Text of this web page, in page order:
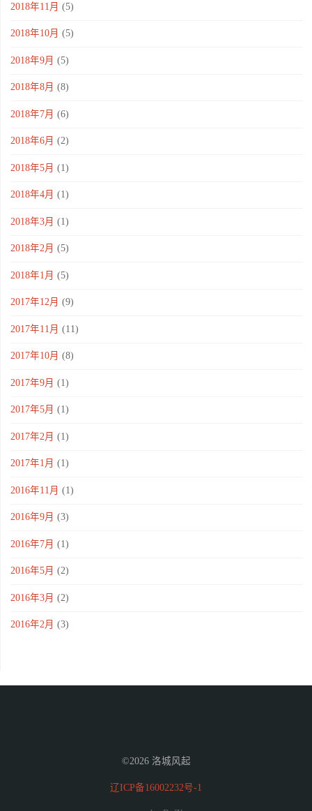
2018年11月 (5)
2018年10月 (5)
2018年9月 (5)
2018年8月 (8)
2018年7月 (6)
2018年6月 (2)
2018年5月 (1)
2018年4月 (1)
2018年3月 (1)
2018年2月 (5)
2018年1月 (5)
2017年12月 (9)
2017年11月 (11)
2017年10月 (8)
2017年9月 (1)
2017年5月 (1)
2017年2月 (1)
2017年1月 (1)
2016年11月 (1)
2016年9月 (3)
2016年7月 (1)
2016年5月 (2)
2016年3月 (2)
2016年2月 (3)
©2026 洛城风起
辽ICP备16002232号-1